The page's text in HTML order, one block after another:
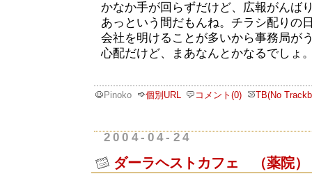
かなか手が回らずだけど、広報がんば
あっという間だもんね。チラシ配りの
会社を明けることが多いから事務局が
心配だけど、まあなんとかなるでしょ
Pinoko 個別URL コメント(0) TB(No
2004-04-24
ダーラヘストカフェ （薬院）